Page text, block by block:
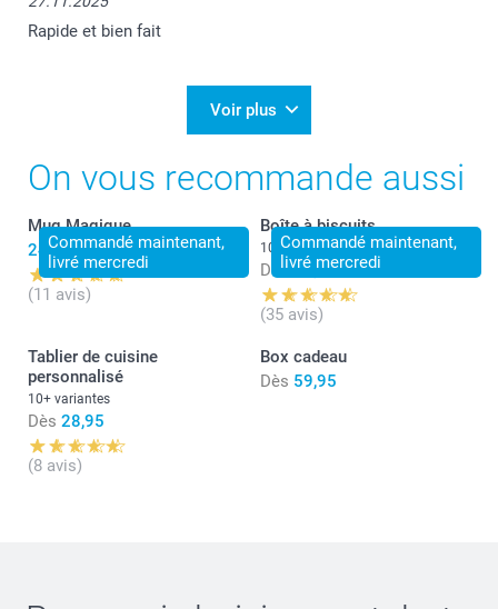
Rapide et bien fait
Voir plus
On vous recommande aussi
Commandé maintenant,
livré mercredi
Mug Magique
24,95
(11 avis)
Commandé maintenant,
livré mercredi
Boîte à biscuits
10 variantes
Dès 24,95
(35 avis)
Tablier de cuisine
personnalisé
10+ variantes
Dès 28,95
(8 avis)
Box cadeau
Dès 59,95